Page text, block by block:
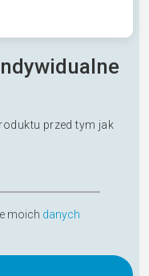
przed tym jak
moich danych